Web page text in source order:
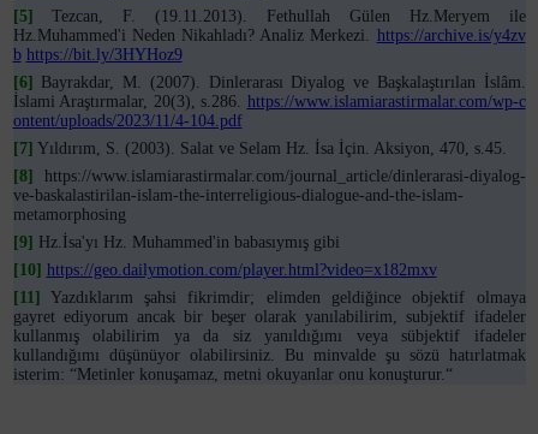
[5]
Tezcan, F. (19.11.2013). Fethullah Gülen Hz.Meryem ile
Hz.Muhammed'i Neden Nikahladı? Analiz Merkezi. https://archive.is/y4zv
b https://bit.ly/3HYHoz9
[6]
Bayrakdar, M. (2007). Dinlerarası Diyalog ve Başkalaştırılan İslâm.
İslami Araştırmalar, 20(3), s.286. https://www.islamiarastirmalar.com/wp-c
ontent/uploads/2023/11/4-104.pdf
[7] Yıldırım, S. (2003). Salat ve Selam Hz. İsa İçin. Aksiyon, 470, s.45.
[8]
https://www.islamiarastirmalar.com/journal_article/dinlerarasi-diyalog-
ve-baskalastirilan-islam-the-interreligious-dialogue-and-the-islam-
metamorphosing
[9]
Hz.İsa'yı Hz. Muhammed'in babasıymış gibi
[10] https://geo.dailymotion.com/player.html?video=x182mxv
[11]
Yazdıklarım şahsi fikrimdir; elimden geldiğince objektif olmaya
gayret ediyorum ancak bir beşer olarak yanılabilirim, subjektif ifadeler
kullanmış olabilirim ya da siz yanıldığımı veya sübjektif ifadeler
kullandığımı düşünüyor olabilirsiniz. Bu minvalde şu sözü hatırlatmak
isterim: “Metinler konuşamaz, metni okuyanlar onu konuşturur.“